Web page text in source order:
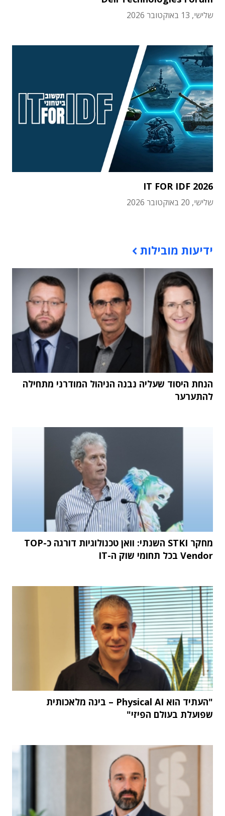
שלישי, 13 באוקטובר 2026
IT FOR IDF 2026
שלישי, 20 באוקטובר 2026
ידיעות מובילות
הנחת היסוד שעליה נבנה הניהול המודרני מתחילה
להתערער
מחקר STKI השנתי: וואן טכנולוגיות דורגה כ-TOP
Vendor בכל תחומי שוק ה-IT
"העתיד הוא Physical AI – בינה מלאכותית
שפועלת בעולם הפיזי"